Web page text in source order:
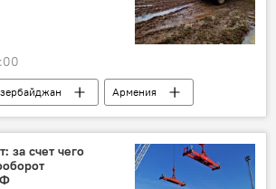
Армения
Тойво Клаар
Нормализация отношений
за счет чего